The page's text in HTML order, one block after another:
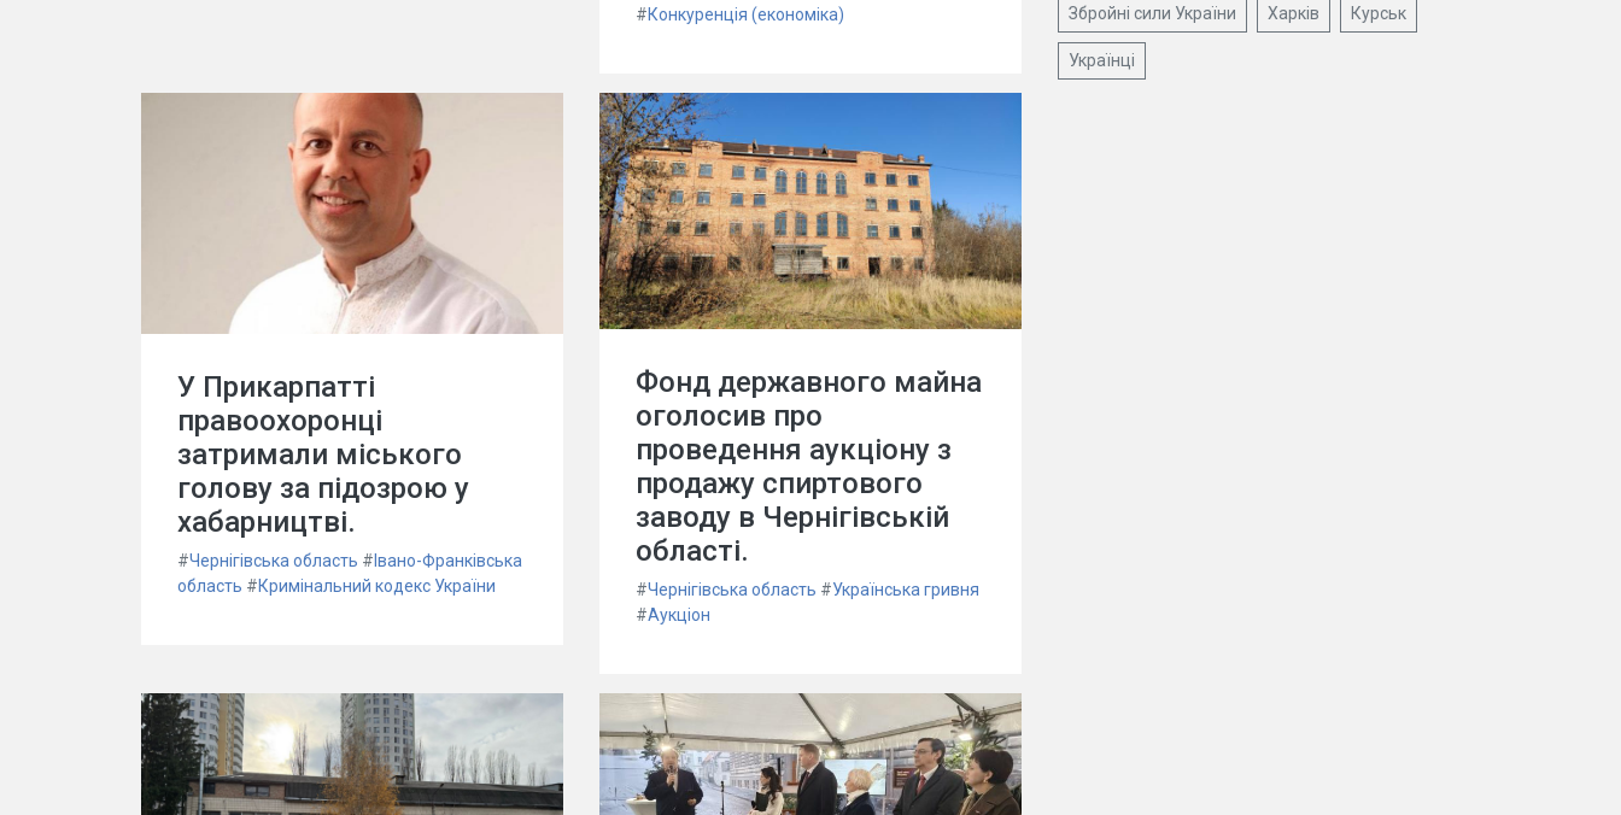
#Конкуренція (економіка)
У Прикарпатті
правоохоронці
затримали міського
голову за підозрою у
хабарництві.
#Чернігівська область #Івано-Франківська
область #Кримінальний кодекс України
Фонд державного майна
оголосив про
проведення аукціону з
продажу спиртового
заводу в Чернігівській
області.
#Чернігівська область #Українська гривня
#Аукціон
Збройні сили України Харків Курськ
Українці